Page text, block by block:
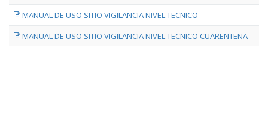
MANUAL DE USO SITIO VIGILANCIA NIVEL TECNICO
MANUAL DE USO SITIO VIGILANCIA NIVEL TECNICO CUARENTENA